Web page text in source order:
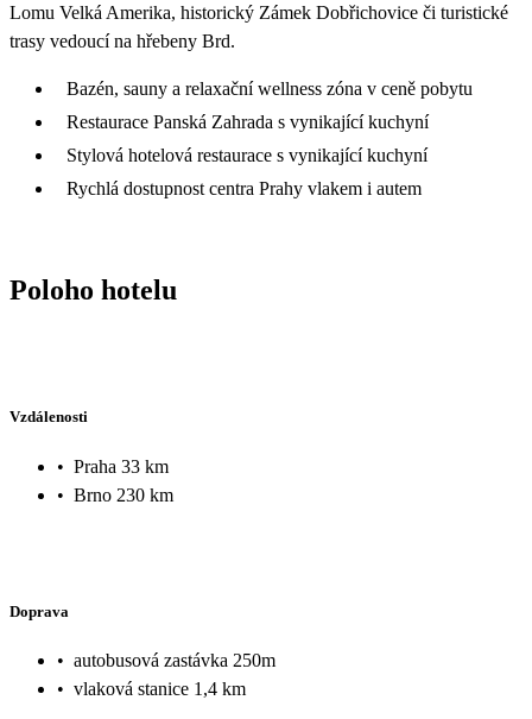
Lomu Velká Amerika, historický Zámek Dobřichovice či turistické
trasy vedoucí na hřebeny Brd.
Bazén, sauny a relaxační wellness zóna v ceně pobytu
Restaurace Panská Zahrada s vynikající kuchyní
Stylová hotelová restaurace s vynikající kuchyní
Rychlá dostupnost centra Prahy vlakem i autem
Poloho hotelu
Vzdálenosti
• Praha 33 km
• Brno 230 km
Doprava
• autobusová zastávka 250m
• vlaková stanice 1,4 km